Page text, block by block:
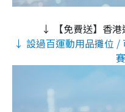
↓ 【免費送】香
↓ 設過百運動用品攤位 /